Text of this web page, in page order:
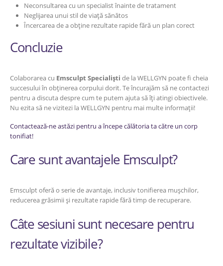
Neconsultarea cu un specialist înainte de tratament
Neglijarea unui stil de viață sănătos
Încercarea de a obține rezultate rapide fără un plan corect
Concluzie
Colaborarea cu Emsculpt Specialiști de la WELLGYN poate fi cheia
succesului în obținerea corpului dorit. Te încurajăm să ne contactezi
pentru a discuta despre cum te putem ajuta să îți atingi obiectivele.
Nu ezita să ne vizitezi la WELLGYN pentru mai multe informații!
Contactează-ne astăzi pentru a începe călătoria ta către un corp
tonifiat!
Care sunt avantajele Emsculpt?
Emsculpt oferă o serie de avantaje, inclusiv tonifierea mușchilor,
reducerea grăsimii și rezultate rapide fără timp de recuperare.
Câte sesiuni sunt necesare pentru
rezultate vizibile?